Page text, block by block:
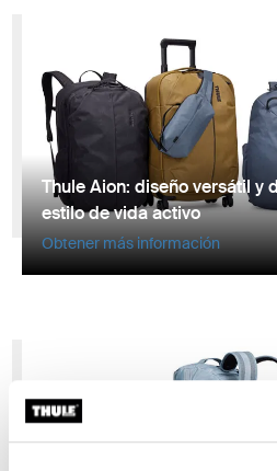
Thule Aion: diseño versátil y
estilo de vida activo
Obtener más información